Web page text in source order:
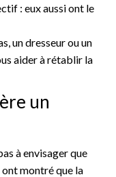
: eux aussi ont le
un dresseur ou un
aider à rétablir la
un
à envisager que
montré que la